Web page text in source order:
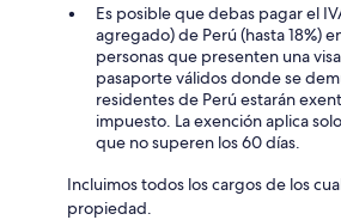
Es posible que debas pagar el
agregado) de Perú (hasta 18%)
personas que presenten una
pasaporte válidos donde se
residentes de Perú estarán
impuesto. La exención aplica
que no superen los 60 días.
Incluimos todos los cargos de los
propiedad.